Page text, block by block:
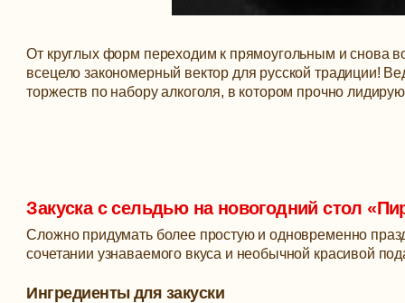
От круглых форм переходим к прямоугольным и снова
всецело закономерный вектор для русской традиции!
торжеств по набору алкоголя, в котором прочно
Закуска с сельдью на новогодний стол
Сложно придумать более простую и одновременно
сочетании узнаваемого вкуса и необычной красивой
Ингредиенты для закуски